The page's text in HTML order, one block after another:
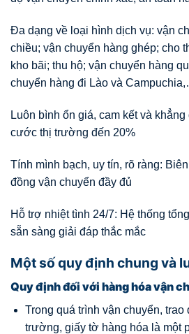
Đa dạng về loại hình dịch vụ: vận
chiều; vận chuyển hàng ghép; cho
kho bãi; thu hộ; vận chuyển hàng
chuyển hàng đi Lào và
Luôn bình ổn giá, cam kết và
cước thị trường đến 20%
Tính mình bạch, uy tín, rõ ràng:
đồng vận chuyển đầy đủ
Hỗ trợ nhiệt tình 24/7: Hệ thống
sẵn sàng giải đáp thắc mắc
Một số quy định chung và
Quy định đối với hàng hóa vận
Trong quá trình vận chuyển, trao
trường, giấy tờ hàng hóa là một